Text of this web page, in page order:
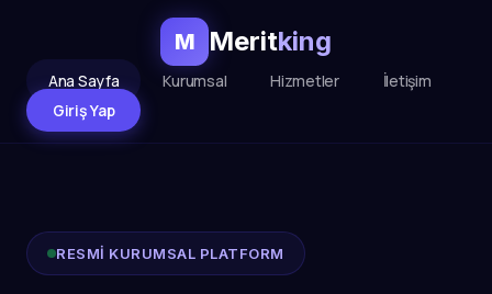
M Meritking
Ana Sayfa Kurumsal Hizmetler
İletişim
Giriş Yap
RESMİ KURUMSAL PLATFORM